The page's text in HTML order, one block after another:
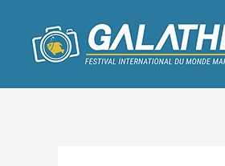
contenu
des
articles